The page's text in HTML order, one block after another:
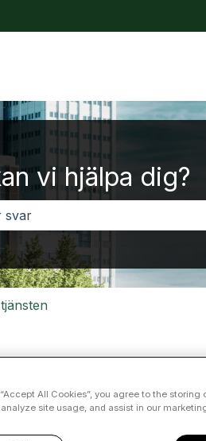
vi hjälpa dig?
förslag eftersom sökfältet
All Cookies”, you agree to the
site usage, and assist in our